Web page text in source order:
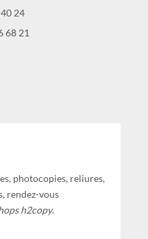
24
68 21
photocopies, reliures,
rendez-vous
h2copy.